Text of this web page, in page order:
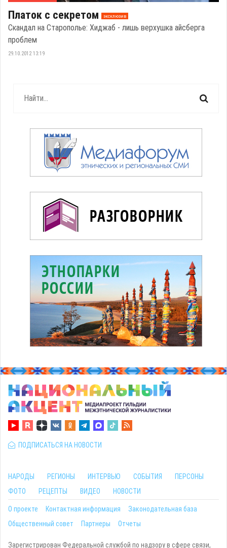
Платок с секретом эксклюзив
Скандал на Старополье: Хиджаб - лишь верхушка айсберга
проблем
29.10.2012 13:19
ПОДПИСАТЬСЯ НА НОВОСТИ
НАРОДЫ РЕГИОНЫ ИНТЕРВЬЮ СОБЫТИЯ
ПЕРСОНЫ
ФОТО
РЕЦЕПТЫ ВИДЕО НОВОСТИ
О проекте Контактная информация
Законодательная база
Общественный совет
Партнеры Отчеты
Зарегистрирован Федеральной службой по надзору в сфере связи,